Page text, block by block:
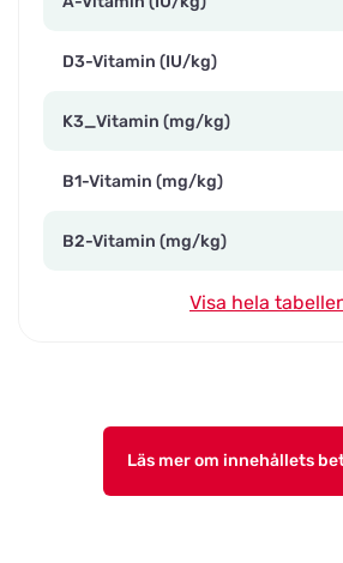
D3-Vitamin (IU/kg)
K3_Vitamin (mg/kg)
B1-Vitamin (mg/kg)
B2-Vitamin (mg/kg)
Visa hela
Läs mer om innehållets